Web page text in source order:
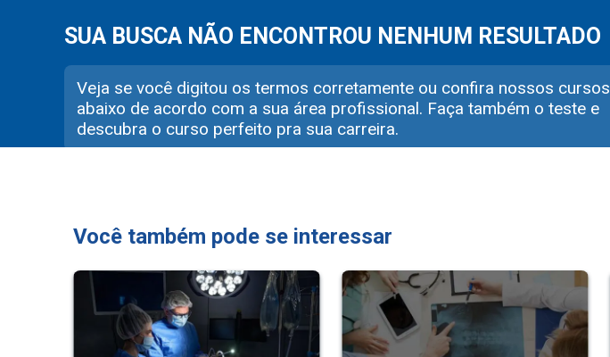
SUA BUSCA NÃO ENCONTROU NENHUM RESULTADO
Veja se você digitou os termos corretamente ou confira nossos cursos
abaixo de acordo com a sua área profissional. Faça também o teste e
descubra o curso perfeito pra sua carreira.
Você também pode se interessar